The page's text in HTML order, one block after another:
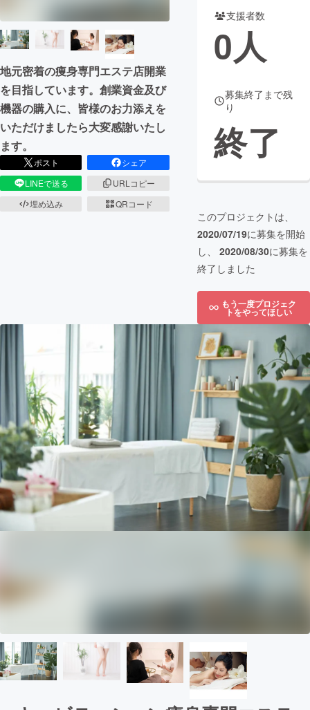
まちづくり・地域活性化
CAMPFIRE for Social Good
CAMPFIRE Creation
CAMPFIREふるさと納税machi-ya
地元密着の痩身専門エステ店開業
を目指しています。創業資金及び
機器の購入に、皆様のお力添えを
いただけましたら大変感謝いたし
ます。
ポスト
シェア
LINEで送る
URLコピー
埋め込み
QRコード
支援者数
0人
募集終了まで残
り
終了
このプロジェクトは、
2020/07/19に募集を開始
し、 2020/08/30に募集を
終了しました
もう一度プロジェク
トをやってほしい